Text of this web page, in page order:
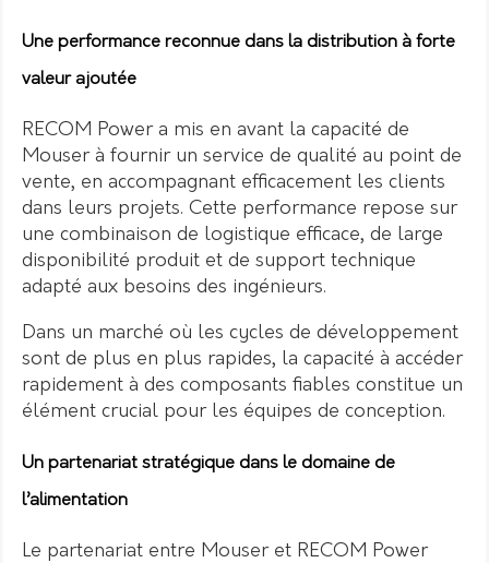
Une performance reconnue dans la distribution à forte
valeur ajoutée
RECOM Power a mis en avant la capacité de
Mouser à fournir un service de qualité au point de
vente, en accompagnant efficacement les clients
dans leurs projets. Cette performance repose sur
une combinaison de logistique efficace, de large
disponibilité produit et de support technique
adapté aux besoins des ingénieurs.
Dans un marché où les cycles de développement
sont de plus en plus rapides, la capacité à accéder
rapidement à des composants fiables constitue un
élément crucial pour les équipes de conception.
Un partenariat stratégique dans le domaine de
l’alimentation
Le partenariat entre Mouser et RECOM Power